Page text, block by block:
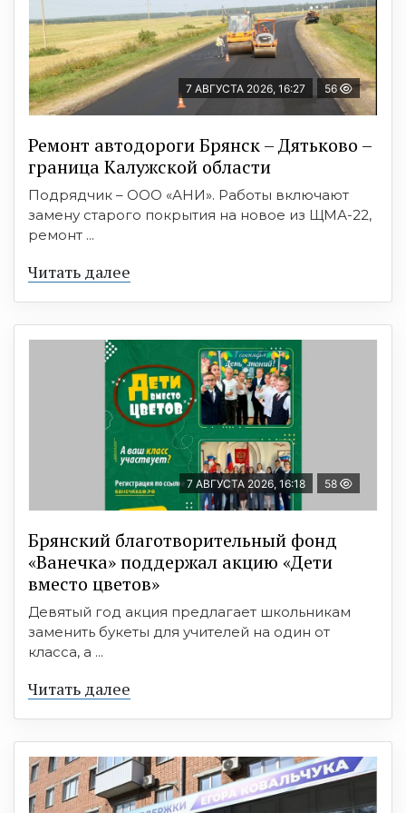
7 АВГУСТА 2026, 16:27 56
Ремонт автодороги Брянск – Дятьково –
граница Калужской области
Подрядчик – ООО «АНИ». Работы включают
замену старого покрытия на новое из ЩМА-22,
ремонт ...
Читать далее
7 АВГУСТА 2026, 16:18 58
Брянский благотворительный фонд
«Ванечка» поддержал акцию «Дети
вместо цветов»
Девятый год акция предлагает школьникам
заменить букеты для учителей на один от
класса, а ...
Читать далее